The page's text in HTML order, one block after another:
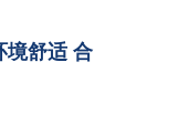
境舒适 合